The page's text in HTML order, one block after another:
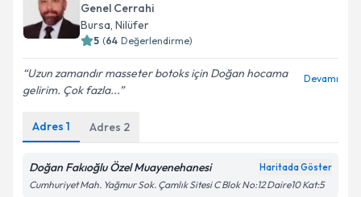
Genel Cerrahi
Bursa, Nilüfer
5 (64 Değerlendirme)
Uzun zamandır masseter botoks için Doğan hocama
gelirim. Çok fazla...
Devamı
Adres 1 Adres 2
Doğan Fakıoğlu Özel Muayenehanesi Haritada Göster
Cumhuriyet Mah. Yağmur Sok. Çamlık Sitesi C Blok No:12 Daire10 Kat:5